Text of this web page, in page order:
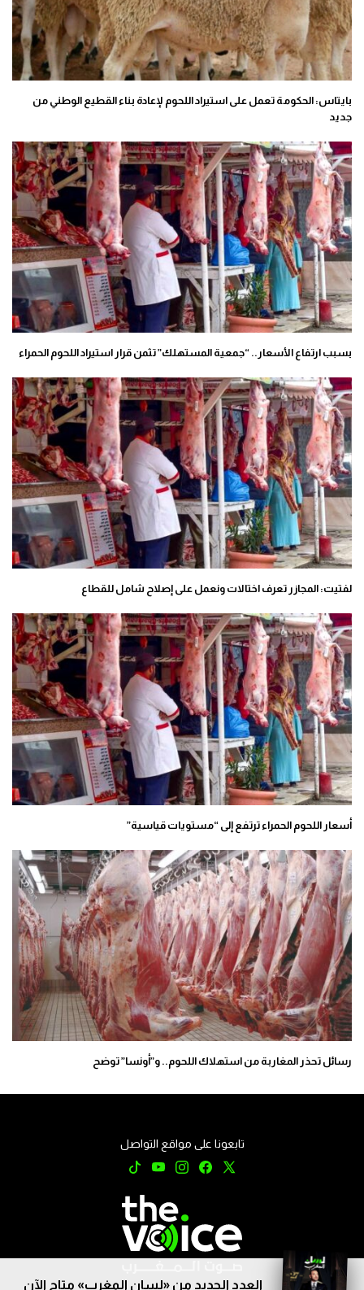
بايتاس: الحكومة تعمل على استيراد اللحوم لإعادة بناء القطيع الوطني من
جديد
بسبب ارتفاع الأسعار.. “جمعية المستهلك” تثمن قرار استيراد اللحوم الحمراء
لفتيت: المجازر تعرف اختالات ونعمل على إصلاح شامل للقطاع
أسعار اللحوم الحمراء ترتفع إلى “مستويات قياسية”
رسائل تحذر المغاربة من استهلاك اللحوم.. و”أونسا” توضح
العدد الجديد من «لسان المغرب» متاح الآن
تابعونا على مواقع التواصل